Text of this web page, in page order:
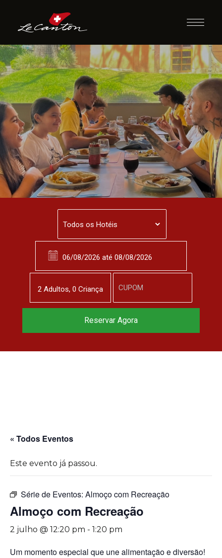
Almoço com
Recreação
« Todos Eventos
Este evento já passou.
Série de Eventos: Almoço com Recreação
Almoço com Recreação
2 julho @ 12:20 pm - 1:20 pm
Um momento especial que une alimentação e diversão!
2 Adultos, 0 Criança
Reservar Agora